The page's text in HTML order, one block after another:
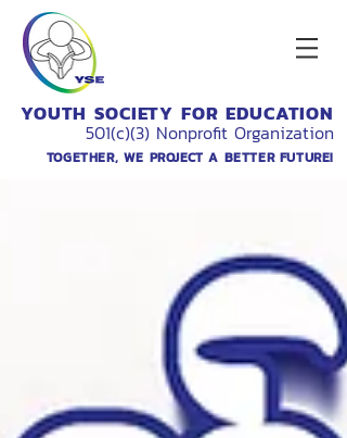
YOUTH SOCIETY FOR EDUCATION
501(c)(3) Nonprofit Organization
TOGETHER, WE PROJECT A BETTER FUTURE!